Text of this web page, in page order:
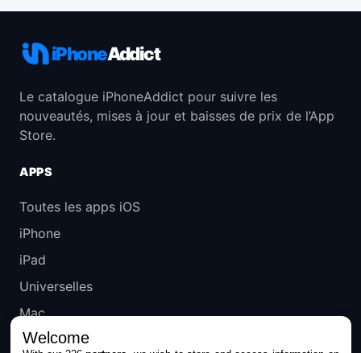
iPhoneAddict
Le catalogue iPhoneAddict pour suivre les
nouveautés, mises à jour et baisses de prix de l’App
Store.
APPS
Toutes les apps iOS
iPhone
iPad
Universelles
Mac
Apple TV
Welcome